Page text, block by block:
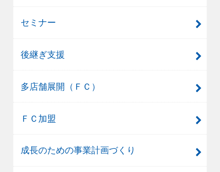
セミナー
後継ぎ支援
多店舗展開（ＦＣ）
ＦＣ加盟
成長のための事業計画づくり